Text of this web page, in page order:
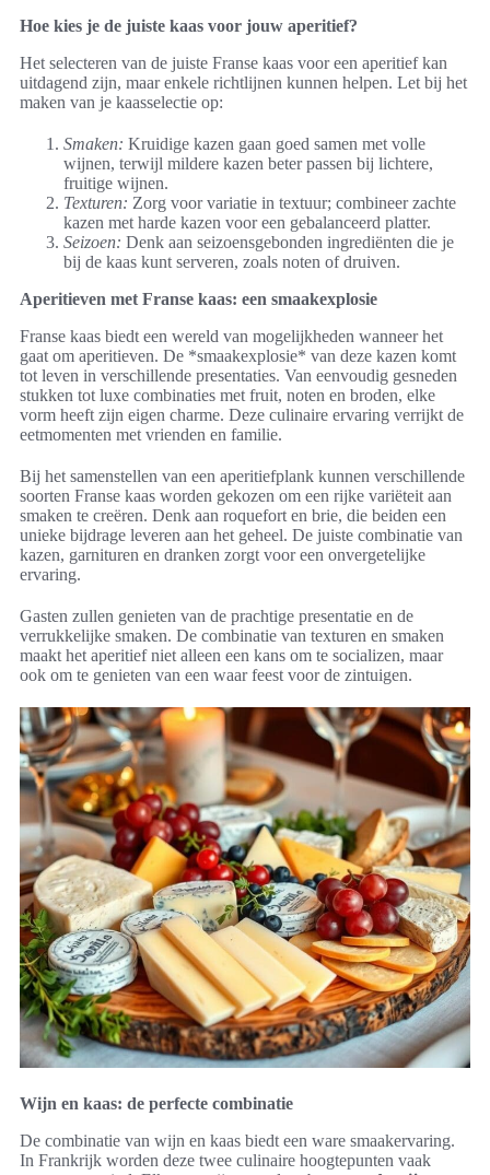
Hoe kies je de juiste kaas voor jouw aperitief?
Het selecteren van de juiste Franse kaas voor een aperitief kan
uitdagend zijn, maar enkele richtlijnen kunnen helpen. Let bij het
maken van je kaasselectie op:
Smaken: Kruidige kazen gaan goed samen met volle
wijnen, terwijl mildere kazen beter passen bij lichtere,
fruitige wijnen.
Texturen: Zorg voor variatie in textuur; combineer zachte
kazen met harde kazen voor een gebalanceerd platter.
Seizoen: Denk aan seizoensgebonden ingrediënten die je
bij de kaas kunt serveren, zoals noten of druiven.
Aperitieven met Franse kaas: een smaakexplosie
Franse kaas biedt een wereld van mogelijkheden wanneer het
gaat om aperitieven. De *smaakexplosie* van deze kazen komt
tot leven in verschillende presentaties. Van eenvoudig gesneden
stukken tot luxe combinaties met fruit, noten en broden, elke
vorm heeft zijn eigen charme. Deze culinaire ervaring verrijkt de
eetmomenten met vrienden en familie.
Bij het samenstellen van een aperitiefplank kunnen verschillende
soorten Franse kaas worden gekozen om een rijke variëteit aan
smaken te creëren. Denk aan roquefort en brie, die beiden een
unieke bijdrage leveren aan het geheel. De juiste combinatie van
kazen, garnituren en dranken zorgt voor een onvergetelijke
ervaring.
Gasten zullen genieten van de prachtige presentatie en de
verrukkelijke smaken. De combinatie van texturen en smaken
maakt het aperitief niet alleen een kans om te socializen, maar
ook om te genieten van een waar feest voor de zintuigen.
Wijn en kaas: de perfecte combinatie
De combinatie van wijn en kaas biedt een ware smaakervaring.
In Frankrijk worden deze twee culinaire hoogtepunten vaak